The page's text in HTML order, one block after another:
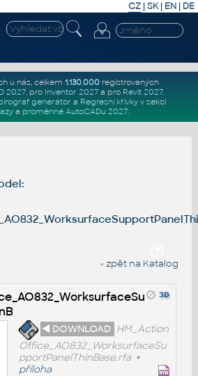
CZ | SK| EN | DE
u nás, celkem 1.130.000registrovaných
2027, pro Inventor 2027a pro Revit 2027.
generátor a Regresní křivkyv sekci
a proměnné AutoCADu 2027.
« zpět na Katalog
◄ DOWNLOAD HM_Action
Office_AO832_WorksurfaceSu
pportPanelThinBase.rfa +
příloha